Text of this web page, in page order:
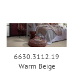
6630.3112.19
Warm Beige